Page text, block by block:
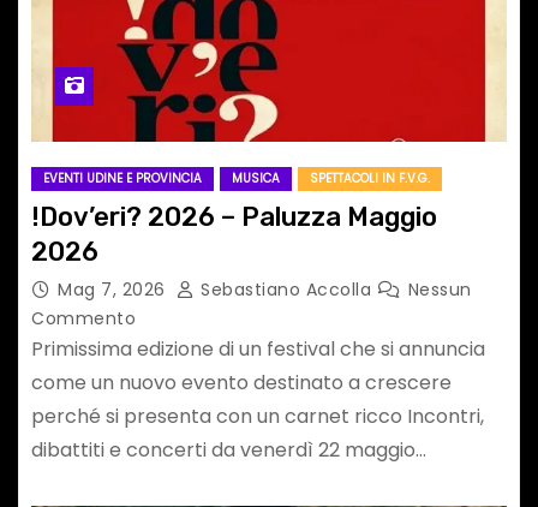
EVENTI UDINE E PROVINCIA MUSICA SPETTACOLI IN F.V.G.
!Dov’eri? 2026 – Paluzza Maggio
2026
Mag 7, 2026 Sebastiano Accolla
Nessun
Commento
Primissima edizione di un festival che si annuncia
come un nuovo evento destinato a crescere
perché si presenta con un carnet ricco Incontri,
dibattiti e concerti da venerdì 22 maggio…